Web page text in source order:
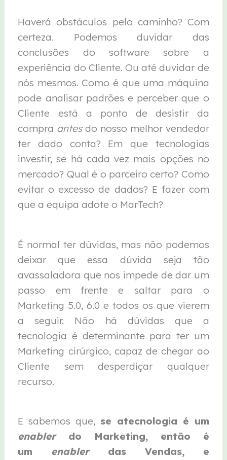
Haverá obstáculos pelo caminho? Com
certeza. Podemos duvidar das
conclusões do software sobre a
experiência do Cliente. Ou até duvidar de
nós mesmos. Como é que uma máquina
pode analisar padrões e perceber que o
Cliente está a ponto de desistir da
compra antesdo nosso melhor vendedor
ter dado conta? Em que tecnologias
investir, se há cada vez mais opções no
mercado? Qual é o parceiro certo? Como
evitar o excesso de dados? E fazer com
que a equipa adote o MarTech?
É normal ter dúvidas, mas não podemos
deixar que essa dúvida seja tão
avassaladora que nos impede de dar um
passo em frente e saltar para o
Marketing 5.0, 6.0 e todos os que vierem
a seguir. Não há dúvidas que a
tecnologia é determinante para ter um
Marketing cirúrgico, capaz de chegar ao
Cliente sem desperdiçar qualquer
recurso.
E sabemos que, se atecnologia é um
enabler do Marketing, então é
um enabler das Vendas, e